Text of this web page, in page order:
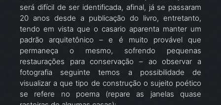
será difícil de ser identificada, afinal, já se passaram
20 anos desde a publicação do livro, entretanto,
tendo em vista que o casario aparenta manter um
padrão arquitetônico – e é muito provável que
permaneça o mesmo, sofrendo pequenas
restaurações para conservação – ao observar a
fotografia seguinte temos a possibilidade de
visualizar a que tipo de construção o sujeito poético
se refere no poema (repare as janelas quase